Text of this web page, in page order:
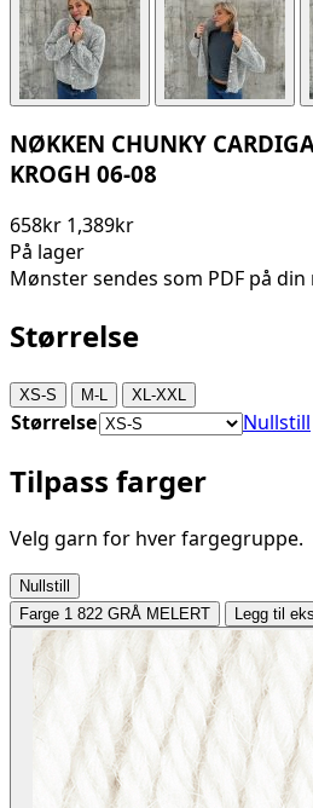
NØKKEN CHUNKY
KROGH 06-08
658kr 1,389kr
På lager
Mønster sendes som PDF på din
Størrelse
XS-S M-L XL-XXL
Størrelse Nullstill
Tilpass farger
Velg garn for hver fargegruppe.
Nullstill
Farge 1 822 GRÅ MELERT Legg til